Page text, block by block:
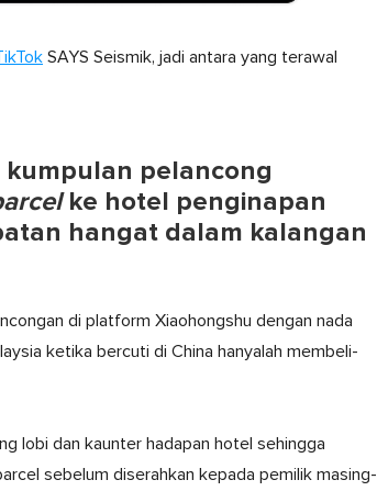
SAYS Seismik, jadi antara yang terawal
pelancong
ke hotel penginapan
hangat dalam kalangan
di platform Xiaohongshu dengan nada
ketika bercuti di China hanyalah membeli-
lobi dan kaunter hadapan hotel sehingga
sebelum diserahkan kepada pemilik masing-